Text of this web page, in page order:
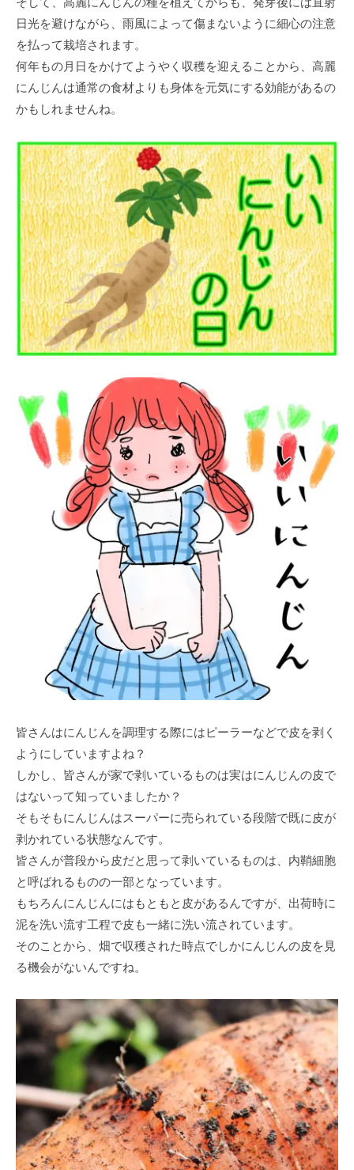
日光を避けながら、雨風によって傷まないように細心の注意
を払って栽培されます。
何年もの月日をかけてようやく収穫を迎えることから、高麗
にんじんは通常の食材よりも身体を元気にする効能があるの
かもしれませんね。
皆さんはにんじんを調理する際にはピーラーなどで皮を剥く
ようにしていますよね？
しかし、皆さんが家で剥いているものは実はにんじんの皮で
はないって知っていましたか？
そもそもにんじんはスーパーに売られている段階で既に皮が
剥かれている状態なんです。
皆さんが普段から皮だと思って剥いているものは、内鞘細胞
と呼ばれるものの一部となっています。
もちろんにんじんにはもともと皮があるんですが、出荷時に
泥を洗い流す工程で皮も一緒に洗い流されています。
そのことから、畑で収穫された時点でしかにんじんの皮を見
る機会がないんですね。